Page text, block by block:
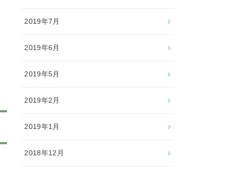
2019年7月
2019年6月
2019年5月
2019年2月
2019年1月
2018年12月